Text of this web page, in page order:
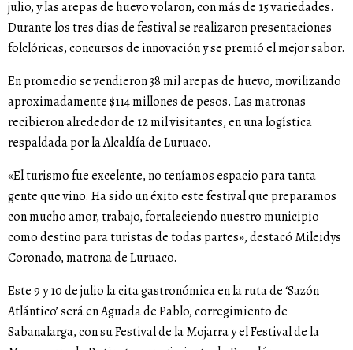
julio, y las arepas de huevo volaron, con más de 15 variedades.
Durante los tres días de festival se realizaron presentaciones
folclóricas, concursos de innovación y se premió el mejor sabor.
En promedio se vendieron 38 mil arepas de huevo, movilizando
aproximadamente $114 millones de pesos. Las matronas
recibieron alrededor de 12 mil visitantes, en una logística
respaldada por la Alcaldía de Luruaco.
«El turismo fue excelente, no teníamos espacio para tanta
gente que vino. Ha sido un éxito este festival que preparamos
con mucho amor, trabajo, fortaleciendo nuestro municipio
como destino para turistas de todas partes», destacó Mileidys
Coronado, matrona de Luruaco.
Este 9 y 10 de julio la cita gastronómica en la ruta de ‘Sazón
Atlántico’ será en Aguada de Pablo, corregimiento de
Sabanalarga, con su Festival de la Mojarra y el Festival de la